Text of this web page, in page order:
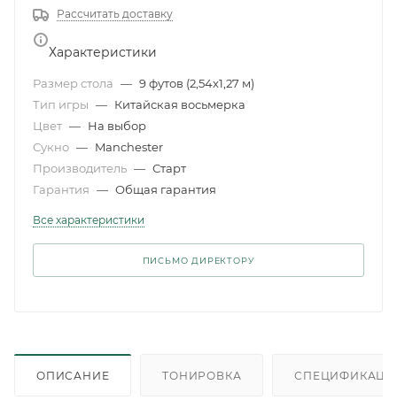
Рассчитать доставку
Характеристики
Размер стола — 9 футов (2,54x1,27 м)
Тип игры — Китайская восьмерка
Цвет — На выбор
Сукно — Manchester
Производитель — Старт
Гарантия — Общая гарантия
Все характеристики
ПИСЬМО ДИРЕКТОРУ
ОПИСАНИЕ ТОНИРОВКА